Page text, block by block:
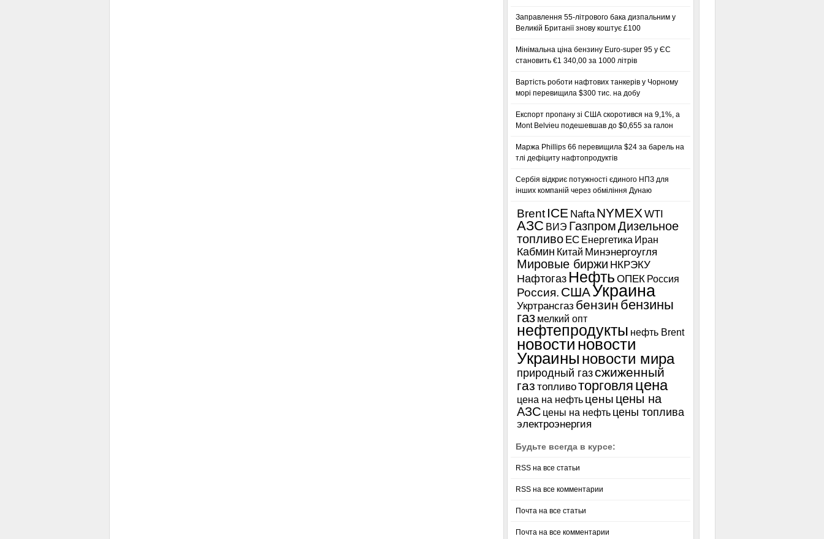
Заправлення 55-літрового бака дизпальним у
Великій Британії знову коштує £100
Мінімальна ціна бензину Euro-super 95 у ЄС
становить €1 340,00 за 1000 літрів
Вартість роботи нафтових танкерів у Чорному
морі перевищила $300 тис. на добу
Експорт пропану зі США скоротився на 9,1%, а
Mont Belvieu подешевшав до $0,655 за галон
Маржа Phillips 66 перевищила $24 за барель на
тлі дефіциту нафтопродуктів
Сербія відкриє потужності єдиного НПЗ для
інших компаній через обміління Дунаю
Brent ICE Nafta NYMEXWTI
АЗС ВИЭ ГазпромДизельное
топливо ЕС Енергетика Иран
Кабмин Китай Минэнергоугля
Мировые биржи НКРЭКУ
Нафтогаз Нефть ОПЕК Россия
Россия. СШАУкраина
Укртрансгаз бензин бензины
газ мелкий опт
нефтепродукты нефть Brent
новости новости
Украины новости мира
природный газсжиженный
газ топливоторговля цена
цена на нефть цены цены на
АЗС цены на нефть цены топлива
электроэнергия
Будьте всегда в курсе:
RSS на все статьи
RSS на все комментарии
Почта на все статьи
Почта на все комментарии